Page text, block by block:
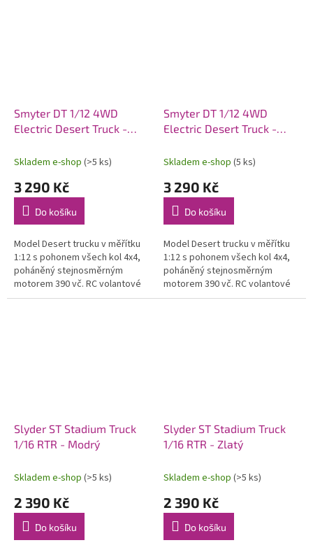
Smyter DT 1/12 4WD
Electric Desert Truck -
Skladem e-shop (>5 ks)
3 290 Kč
Do košíku
Model Desert trucku v měřítku
1:12 s pohonem všech kol 4x4,
poháněný stejnosměrným
motorem 390 vč. RC volantové
soupravy 2,4 GHz a pohonného
Smyter DT 1/12 4WD
Electric Desert Truck -
Skladem e-shop (5 ks)
3 290 Kč
Do košíku
Model Desert trucku v měřítku
1:12 s pohonem všech kol 4x4,
poháněný stejnosměrným
motorem 390 vč. RC volantové
soupravy 2,4 GHz a pohonného
Slyder ST Stadium Truck
1/16 RTR - Modrý
Skladem e-shop (>5 ks)
2 390 Kč
Do košíku
Slyder ST Stadium Truck
1/16 RTR - Zlatý
Skladem e-shop (>5 ks)
2 390 Kč
Do košíku